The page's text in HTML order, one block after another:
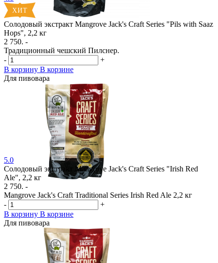
Солодовый экстракт Mangrove Jack's Craft Series "Pils with Saaz
Hops", 2,2 кг
2 750. -
Традиционный чешский Пилснер.
-
+
В корзину В корзине
Для пивовара
5.0
Солодовый экстракт Mangrove Jack's Craft Series "Irish Red
Ale", 2,2 кг
2 750. -
Mangrove Jack's Craft Traditional Series Irish Red Ale 2,2 кг
-
+
В корзину В корзине
Для пивовара